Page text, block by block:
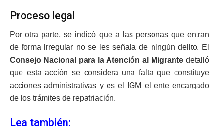
Proceso legal
Por otra parte, se indicó que a las personas que entran
de forma irregular no se les señala de ningún delito. El
Consejo Nacional para la Atención al Migrante detalló
que esta acción se considera una falta que constituye
acciones administrativas y es el IGM el ente encargado
de los trámites de repatriación.
Lea también: